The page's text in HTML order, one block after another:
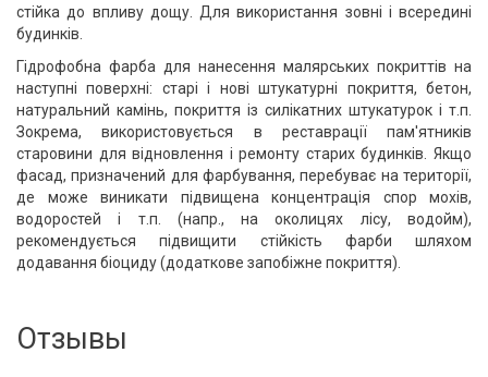
стійка до впливу дощу. Для використання зовні і всередині
будинків.
Гідрофобна фарба для нанесення малярських покриттів на
наступні поверхні: старі і нові штукатурні покриття, бетон,
натуральний камінь, покриття із силікатних штукатурок і т.п.
Зокрема, використовується в реставрації пам'ятників
старовини для відновлення і ремонту старих будинків. Якщо
фасад, призначений для фарбування, перебуває на території,
де може виникати підвищена концентрація спор мохів,
водоростей і т.п. (напр., на околицях лісу, водойм),
рекомендується підвищити стійкість фарби шляхом
додавання біоциду (додаткове запобіжне покриття).
Отзывы